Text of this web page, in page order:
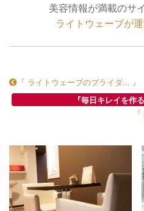
美容情報が満載のサ
ライトウェーブが
『 ライトウェーブのブライダ... 』
『毎日キレイを作